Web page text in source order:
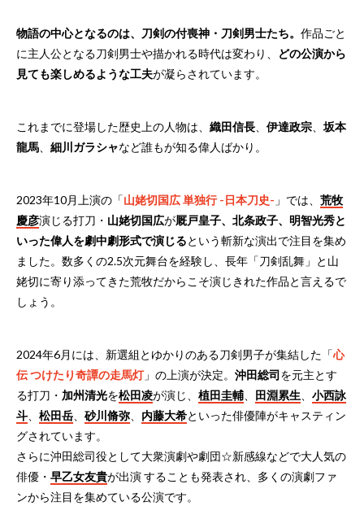
物語の中心となるのは、刀剣の付喪神・刀剣男士たち。 作品ごと
に主人公となる刀剣男士や描かれる時代は変わり、
どの公演から
見ても楽しめるような工夫が凝らされています。
これまでに登場した歴史上の人物は、 織田信長 伊達政宗
坂本
龍馬
細川ガラシャなど誰もが知る偉人ばかり。
2023年10月上演の「山姥切国広 単独行 -日本刀史- 」では、 荒牧
慶彦演じる打刀・ 山姥切国広が厩戸皇子、北条政子、明智光秀と
いった偉人を劇中劇形式で演じるという斬新な演出で注目を集め
ました。数多くの2.5次元舞台を経験し、長年「刀剣乱舞」と山
姥切に寄り添ってきた荒牧だからこそ演じきれた作品と言えるで
しょう。
2024年6月には、新選組とゆかりのある刀剣男子が集結した「心
伝 つけたり奇譚の走馬灯」の上演が決定。 沖田総司を元主とす
る打刀・ 加州清光を松田凌が演じ、 植田圭輔 田淵累生
小西詠
斗
松田岳 砂川脩弥 内藤大希といった俳優陣がキャスティン
グされています。
さらに沖田総司役として大衆演劇や劇団☆新感線などで大人気の
俳優・ 早乙女友貴が出演 することも発表され、多くの演劇ファ
ンから注目を集めている公演です。